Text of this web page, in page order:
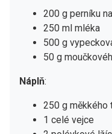
200 g perníku
250 ml mléka
500 g
50 g
Náplň:
250 g měkkého
1 celé vejce